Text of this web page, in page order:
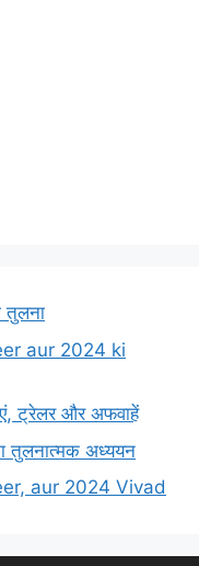
तुलना
aur 2024 ki
ट्रेलर और अफवाहें
तुलनात्मक अध्ययन
aur 2024 Vivad